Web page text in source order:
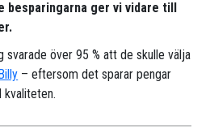
besparingarna ger vi vidare till
svarade över 95 % att de skulle välja
– eftersom det sparar pengar
kvaliteten.